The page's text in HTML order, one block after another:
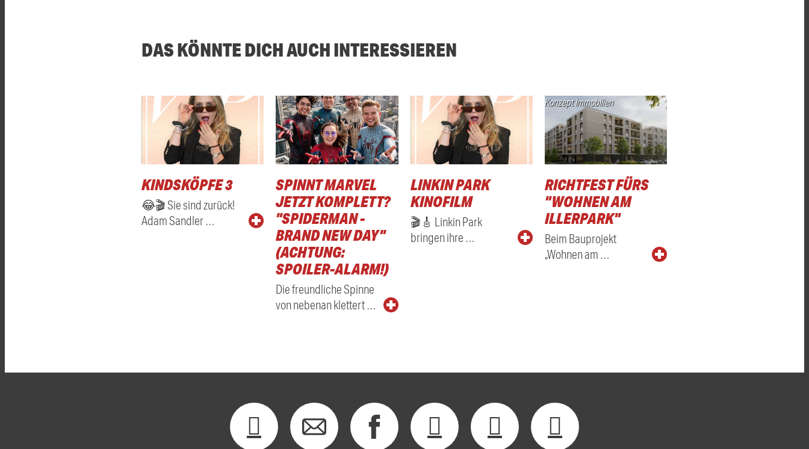
DAS KÖNNTE DICH AUCH INTERESSIEREN
KINDSKÖPFE 3
😂🎬 Sie sind zurück!
Adam Sandler …
SPINNT MARVEL
JETZT KOMPLETT?
"SPIDERMAN -
BRAND NEW DAY"
(ACHTUNG:
SPOILER-ALARM!)
Die freundliche Spinne
von nebenan klettert …
LINKIN PARK
KINOFILM
🎬🎸 Linkin Park
bringen ihre …
Konzept Immobilien
RICHTFEST FÜRS
"WOHNEN AM
ILLERPARK"
Beim Bauprojekt
„Wohnen am …